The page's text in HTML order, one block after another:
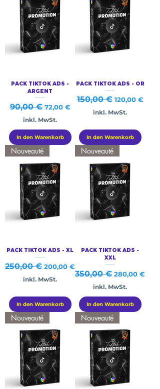
PACK TIKTOK ADS -
ARGENT
Standardpreis
90,00 € Sale-Preis
72,00 €
inkl. MwSt.
In den Warenkorb
PACK TIKTOK ADS - OR
Standardpreis
150,00 € Sale-Preis
120,00 €
inkl. MwSt.
In den Warenkorb
Nouveauté
PACK TIKTOK ADS - XL
Standardpreis
250,00 € Sale-Preis
200,00 €
inkl. MwSt.
In den Warenkorb
Nouveauté
PACK TIKTOK ADS -
XXL
Standardpreis
350,00 € Sale-Preis
280,00 €
inkl. MwSt.
In den Warenkorb
Nouveauté Nouveauté